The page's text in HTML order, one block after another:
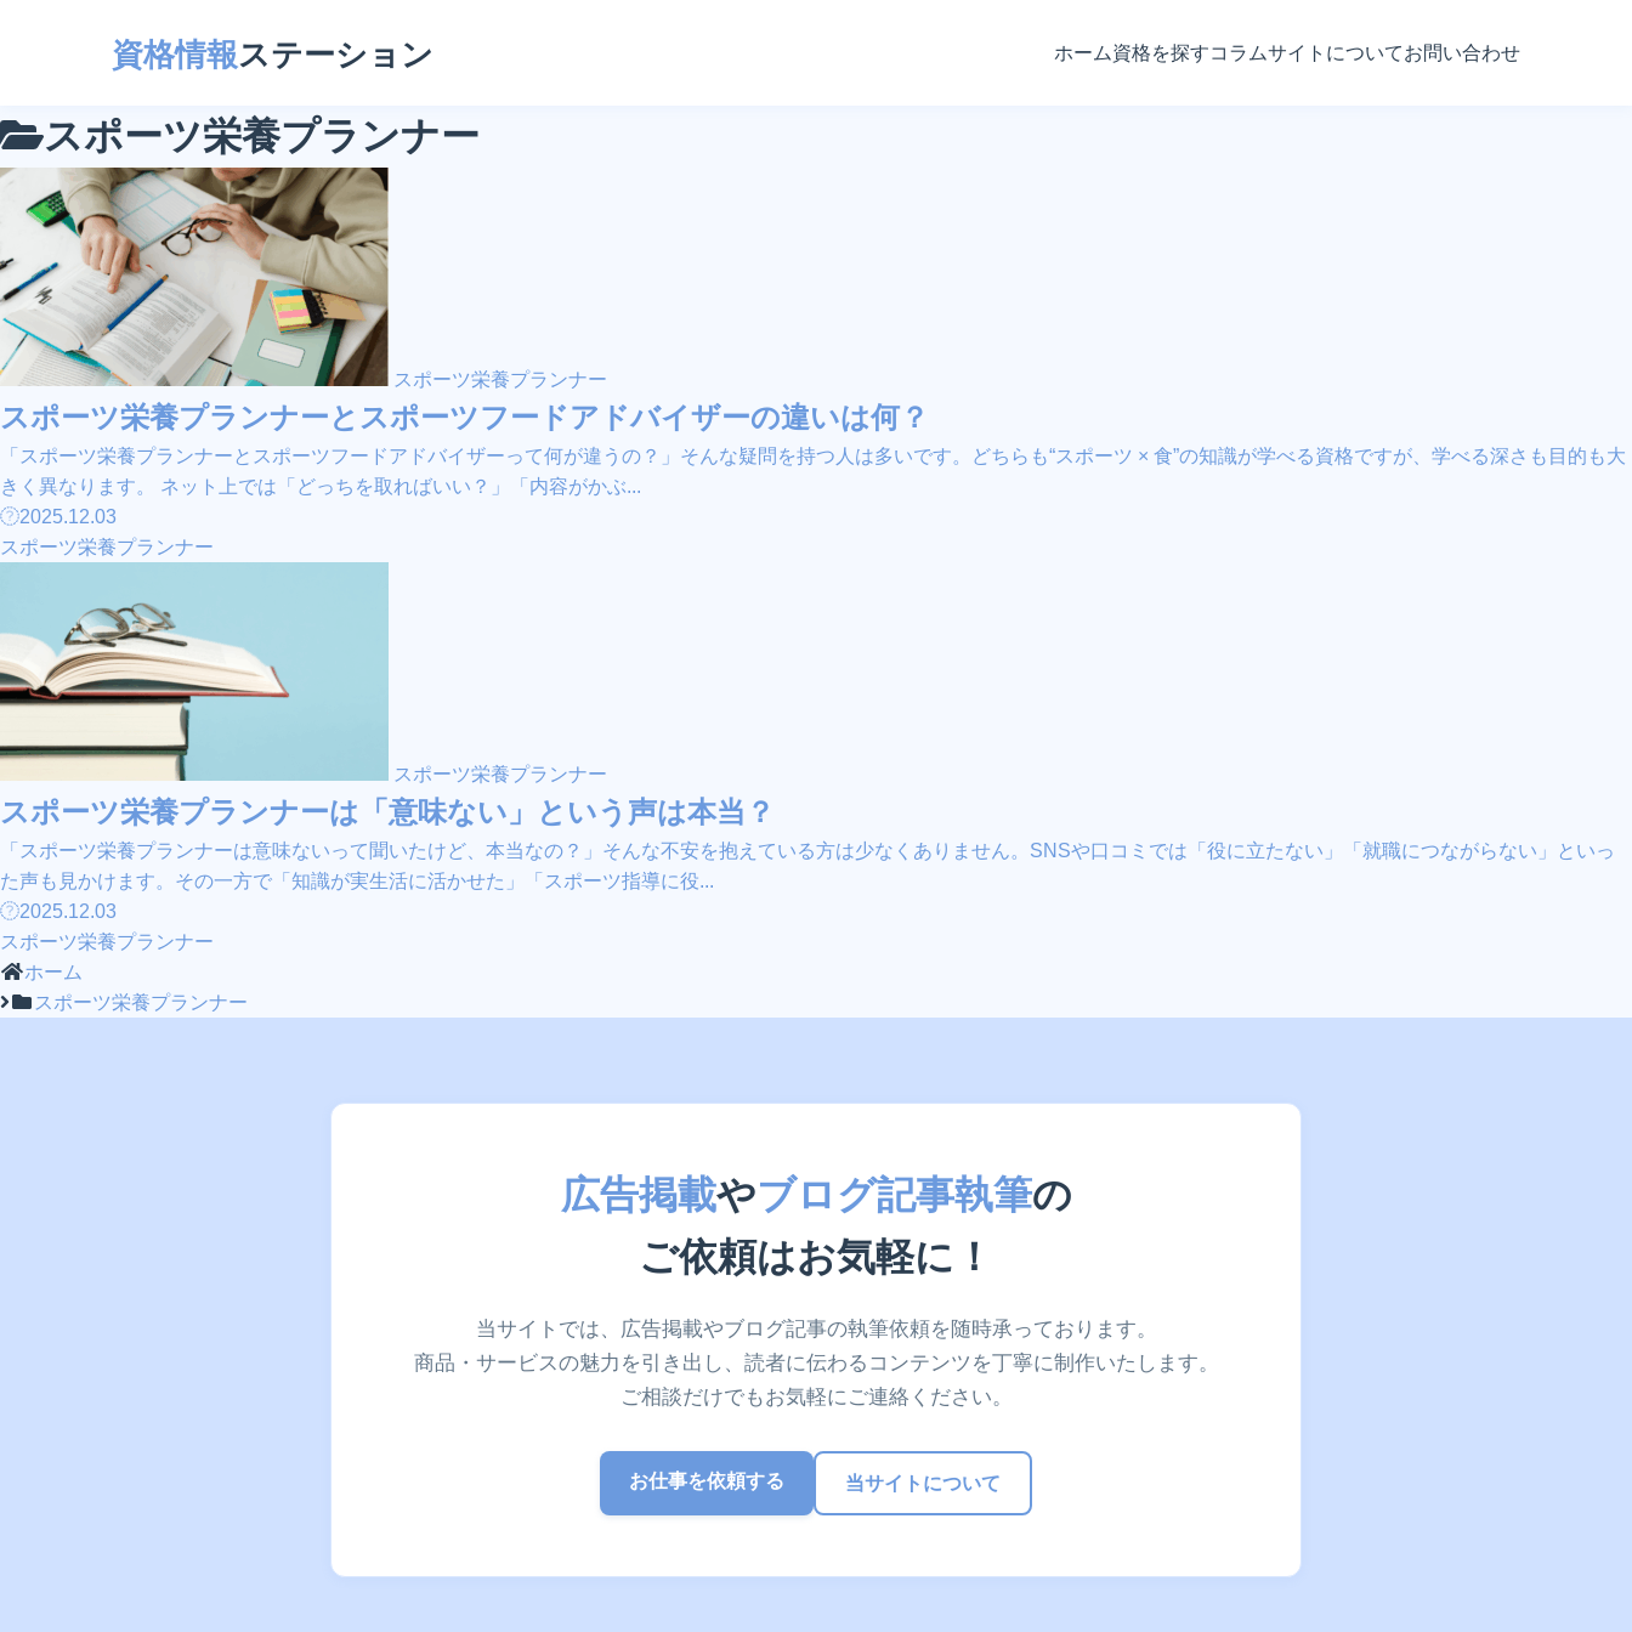
資格情報ステーション ホーム資格を探すコラムサイトについてお問い合わせ
スポーツ栄養プランナー
スポーツ栄養プランナー
スポーツ栄養プランナーとスポーツフードアドバイザーの違いは何？
「スポーツ栄養プランナーとスポーツフードアドバイザーって何が違うの？」そんな疑問を持つ人は多いです。どちらも“スポーツ × 食”の知識が学べる資格ですが、学べる深さも目的も大
きく異なります。 ネット上では「どっちを取ればいい？」「内容がかぶ...
2025.12.03
スポーツ栄養プランナー
スポーツ栄養プランナー
スポーツ栄養プランナーは「意味ない」という声は本当？
「スポーツ栄養プランナーは意味ないって聞いたけど、本当なの？」そんな不安を抱えている方は少なくありません。SNSや口コミでは「役に立たない」「就職につながらない」といっ
た声も見かけます。その一方で「知識が実生活に活かせた」「スポーツ指導に役...
2025.12.03
スポーツ栄養プランナー
ホーム
スポーツ栄養プランナー
広告掲載やブログ記事執筆の
ご依頼はお気軽に！
当サイトでは、広告掲載やブログ記事の執筆依頼を随時承っております。
商品・サービスの魅力を引き出し、読者に伝わるコンテンツを丁寧に制作いたします。
ご相談だけでもお気軽にご連絡ください。
お仕事を依頼する 当サイトについて